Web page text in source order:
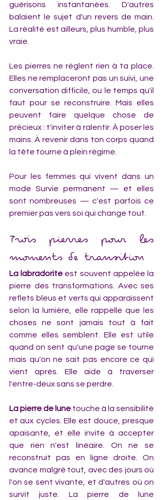
guérisons instantanées. D'autres
balaient le sujet d'un revers de main.
La réalité est ailleurs, plus humble, plus
vraie.
Les pierres ne règlent rien à ta place.
Elles ne remplaceront pas un suivi, une
conversation difficile, ou le temps qu'il
faut pour se reconstruire. Mais elles
peuvent faire quelque chose de
précieux : t'inviter à ralentir. À poser les
mains. À revenir dans ton corps quand
la tête tourne à plein régime.
Pour les femmes qui vivent dans un
mode Survie permanent — et elles
sont nombreuses — c'est parfois ce
premier pas vers soi qui change tout.
Trois pierres pour les
moments de transition
La labradorite est souvent appelée la
pierre des transformations. Avec ses
reflets bleus et verts qui apparaissent
selon la lumière, elle rappelle que les
choses ne sont jamais tout à fait
comme elles semblent. Elle est utile
quand on sent qu'une page se tourne
mais qu'on ne sait pas encore ce qui
vient après. Elle aide à traverser
l'entre-deux sans se perdre.
La pierre de lune touche à la sensibilité
et aux cycles. Elle est douce, presque
apaisante, et elle invite à accepter
que rien n'est linéaire. On ne se
reconstruit pas en ligne droite. On
avance malgré tout, avec des jours où
l'on se sent vivante, et d'autres où on
survit juste. La pierre de lune